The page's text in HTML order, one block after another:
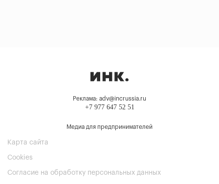
Реклама: adv@incrussia.ru
+7 977 647 52 51
Медиа для предпринимателей
Карта сайта
Cookies
Согласие на обработку персональных данных